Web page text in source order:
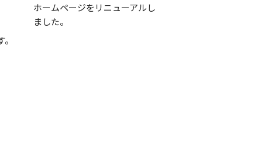
ホームページをリニューアルし
ました。